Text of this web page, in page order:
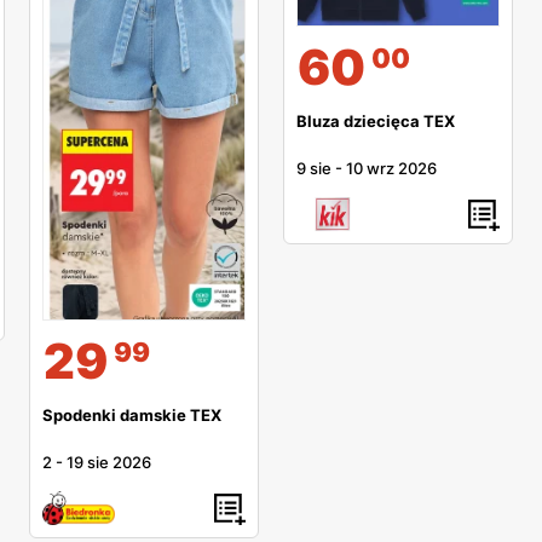
29 99
Spodenki damskie TEX
2 -19 sie 2026
60 00
Bluza dziecięca TEX
9 sie -10 wrz 2026